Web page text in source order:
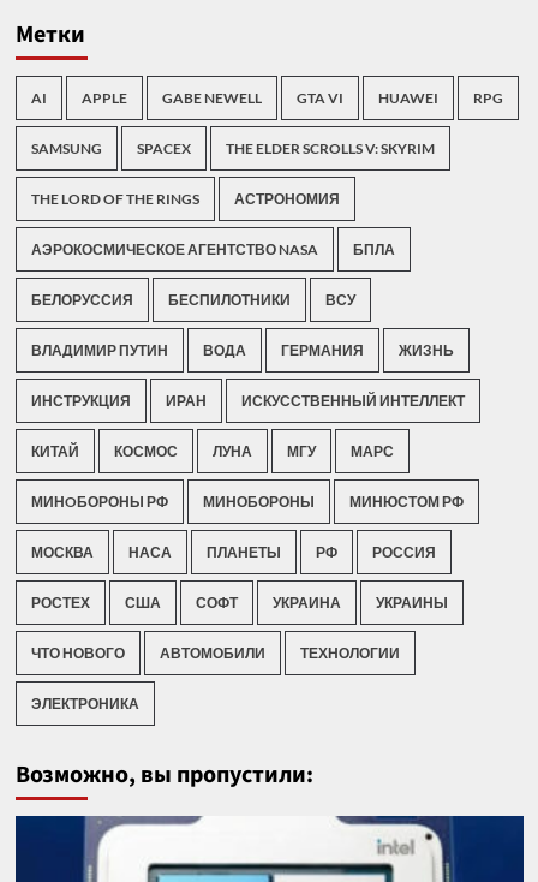
Метки
AI APPLE GABE NEWELL GTA VI HUAWEI RPG
SAMSUNG SPACEX THE ELDER SCROLLS V: SKYRIM
THE LORD OF THE RINGS АСТРОНОМИЯ
АЭРОКОСМИЧЕСКОЕ АГЕНТСТВО NASA БПЛА
БЕЛОРУССИЯ БЕСПИЛОТНИКИ ВСУ
ВЛАДИМИР ПУТИН ВОДА ГЕРМАНИЯ ЖИЗНЬ
ИНСТРУКЦИЯ ИРАН ИСКУССТВЕННЫЙ ИНТЕЛЛЕКТ
КИТАЙ КОСМОС ЛУНА МГУ МАРС
МИНOБОРОНЫ РФ МИНОБОРОНЫ МИНЮСТОМ РФ
МОСКВА НАСА ПЛАНЕТЫ РФ РОССИЯ
РОСТЕХ США СОФТ УКРАИНА УКРАИНЫ
ЧТО НОВОГО АВТОМОБИЛИ ТЕХНОЛОГИИ
ЭЛЕКТРОНИКА
Возможно, вы пропустили: